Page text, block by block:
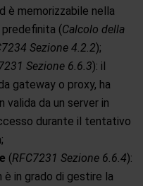
è memorizzabile nella
(Calcolo della
Sezione 4.2.2);
Sezione 6.6.3): il
gateway o proxy, ha
valida da un server in
durante il tentativo
(RFC7231 Sezione 6.6.4):
è in grado di gestire la